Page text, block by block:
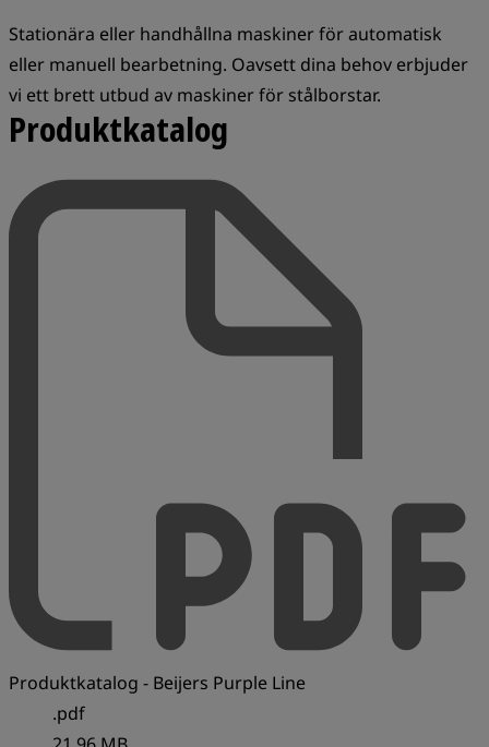
Stationära eller handhållna maskiner för automatisk
eller manuell bearbetning. Oavsett dina behov erbjuder
vi ett brett utbud av maskiner för stålborstar.
Produktkatalog
Produktkatalog - Beijers Purple Line
.pdf